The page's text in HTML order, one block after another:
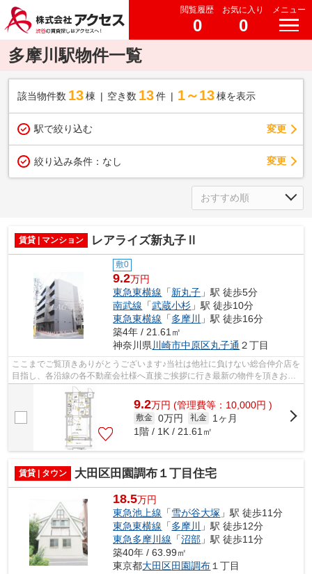
閲覧履歴
0
お気に入り
0
メニュー
多摩川駅物件一覧
該当物件数 13棟 空き数 13 件 1～13 棟を表示
駅で絞り込む 変更
絞り込み条件： なし 変更
賃貸 | マンション レアライズ新丸子Ⅱ
敷0
9.2万円
東急東横線 「新丸子 」駅 徒歩5分
南武線 「武蔵小杉 」駅 徒歩10分
東急東横線 「多摩川
」駅 徒歩16分
築4年 / 21.61㎡
神奈川県川崎市中原区丸子通 ２丁目
ここまでご覧頂きありがとうございます♪当社は他社に負けない総合仲介店を
目指し、各沿線の各不動産会社様へ直接ご挨拶に行き最新の物件を頂きお客
様へ提供しております！最新の情報は...
9.2万円 (管理費等：10,000円 )
敷金 0万円 礼金
1ヶ月
1階 / 1K / 21.61㎡
賃貸 | タウン 大田区田園調布１丁目住宅
18.5万円
東急池上線 「雪が谷大塚 」駅 徒歩11分
東急東横線 「多摩川
」駅 徒歩12分
東急多摩川線 「沼部 」駅 徒歩11分
築40年 / 63.99㎡
東京都大田区田園調布 １丁目